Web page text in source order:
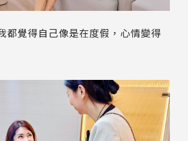
都覺得自己像是在度假，心情變得